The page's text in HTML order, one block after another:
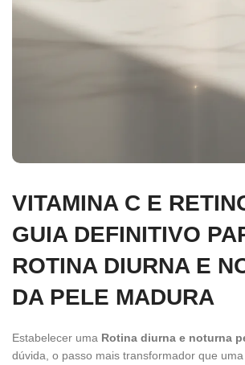
VITAMINA C E
GUIA DEFINITIVO
ROTINA DIURNA E
DA PELE MADURA
Estabelecer uma Rotina diurna e noturna
dúvida, o passo mais transformador que